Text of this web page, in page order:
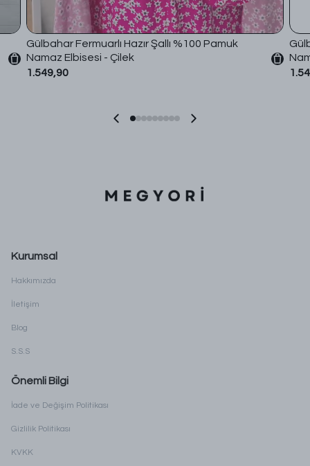
Gülbahar Fermuarlı Hazır Şallı %100 Pamuk
Namaz Elbisesi - Çilek
1.549,90
Kurumsal
Hakkımızda
İletişim
Blog
S.S.S
Önemli Bilgi
İade ve Değişim Politikası
Gizlilik Politikası
KVKK